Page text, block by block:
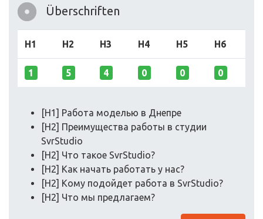
Überschriften
H1 H2 H3 H4 H5 H6
1 5 4 0 0 0
[H1] Работа моделью в Днепре
[H2] Преимущества работы в студии
SvrStudio
[H2] Что такое SvrStudio?
[H2] Как начать работать у нас?
[H2] Кому подойдет работа в SvrStudio?
[H2] Что мы предлагаем?